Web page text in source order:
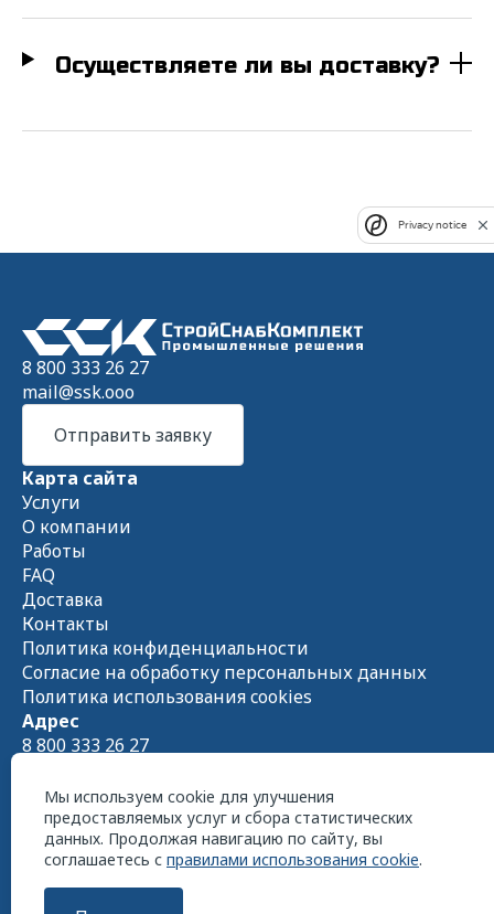
Осуществляете ли вы доставку?
8 800 333 26 27
mail@ssk.ooo
Отправить заявку
Карта сайта
Услуги
О компании
Работы
FAQ
Доставка
Контакты
Политика конфиденциальности
Согласие на обработку персональных данных
Политика использования cookies
Адрес
8 800 333 26 27
Пн - Чт 08:00 — 17:00 Пт 08:00 — 16:00
Мы используем cookie для улучшения
предоставляемых услуг и сбора статистических
данных. Продолжая навигацию по сайту, вы
соглашаетесь с правилами использования cookie.
Privacy notice